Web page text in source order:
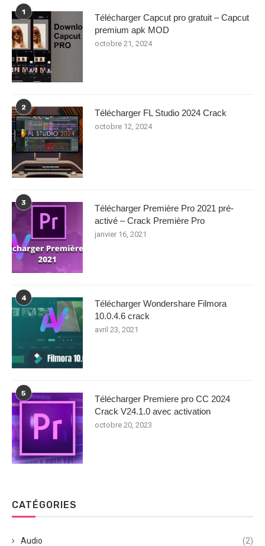
1
Télécharger Capcut pro gratuit – Capcut
premium apk MOD
octobre 21, 2024
2
Télécharger FL Studio 2024 Crack
octobre 12, 2024
3
Télécharger Première Pro 2021 pré-
activé – Crack Première Pro
janvier 16, 2021
4
Télécharger Wondershare Filmora
10.0.4.6 crack
avril 23, 2021
5
Télécharger Premiere pro CC 2024
Crack V24.1.0 avec activation
octobre 20, 2023
CATÉGORIES
Audio (2)